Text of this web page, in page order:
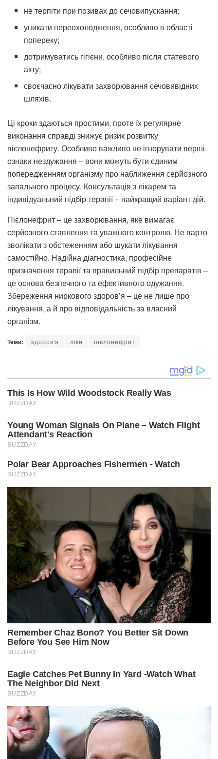
не терпіти при позивах до сечовипускання;
уникати переохолодження, особливо в області
попереку;
дотримуватись гігієни, особливо після статевого
акту;
своєчасно лікувати захворювання сечовивідних
шляхів.
Ці кроки здаються простими, проте їх регулярне
виконання справді знижує ризик розвитку
пієлонефриту. Особливо важливо не ігнорувати перші
ознаки нездужання – вони можуть бути єдиним
попередженням організму про наближення серйозного
запального процесу. Консультація з лікарем та
індивідуальний підбір терапії – найкращий варіант дій.
Пієлонефрит – це захворювання, яке вимагає
серйозного ставлення та уважного контролю. Не варто
зволікати з обстеженням або шукати лікування
самостійно. Надійна діагностика, професійне
призначення терапії та правильний підбір препаратів –
це основа безпечного та ефективного одужання.
Збереження ниркового здоров’я – це не лише про
лікування, а й про відповідальність за власний
організм.
Теми: здоров'я ліки пієлонефрит